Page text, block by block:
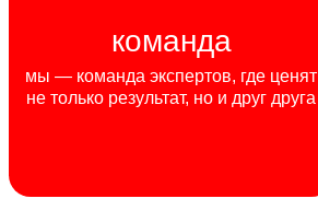
команда
мы — команда экспертов, где ценят
не только результат, но и друг друга